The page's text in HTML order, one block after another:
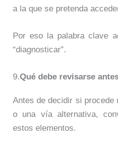
a la que se pretenda
Por eso la palabra clave
“diagnosticar”.
9.Qué debe revisarse
Antes de decidir si procede
o una vía alternativa,
estos elementos.